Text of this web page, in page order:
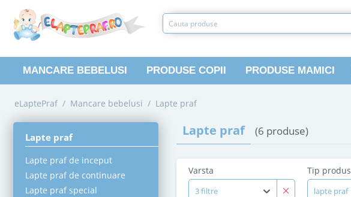
MANCARE BEBELUSI PRODUSE COPII PRODUSE MAMICI
eLaptePraf / Mancare bebelusi / Lapte praf
Lapte praf
Lapte praf de inceput
Lapte praf de continuare
Lapte praf special
Lapte praf (6 produse)
Varsta
3 filtre
Tip produs
lapte praf